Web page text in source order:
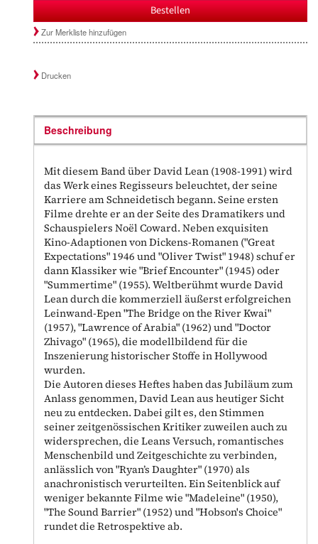
Bestellen
Zur Merkliste hinzufügen
Drucken
Beschreibung
Mit diesem Band über David Lean (1908-1991) wird
das Werk eines Regisseurs beleuchtet, der seine
Karriere am Schneidetisch begann. Seine ersten
Filme drehte er an der Seite des Dramatikers und
Schauspielers Noël Coward. Neben exquisiten
Kino-Adaptionen von Dickens-Romanen ("Great
Expectations" 1946 und "Oliver Twist" 1948) schuf er
dann Klassiker wie "Brief Encounter" (1945) oder
"Summertime" (1955). Weltberühmt wurde David
Lean durch die kommerziell äußerst erfolgreichen
Leinwand-Epen "The Bridge on the River Kwai"
(1957), "Lawrence of Arabia" (1962) und "Doctor
Zhivago" (1965), die modellbildend für die
Inszenierung historischer Stoffe in Hollywood
wurden.
Die Autoren dieses Heftes haben das Jubiläum zum
Anlass genommen, David Lean aus heutiger Sicht
neu zu entdecken. Dabei gilt es, den Stimmen
seiner zeitgenössischen Kritiker zuweilen auch zu
widersprechen, die Leans Versuch, romantisches
Menschenbild und Zeitgeschichte zu verbinden,
anlässlich von "Ryan’s Daughter" (1970) als
anachronistisch verurteilten. Ein Seitenblick auf
weniger bekannte Filme wie "Madeleine" (1950),
"The Sound Barrier" (1952) und "Hobson's Choice"
rundet die Retrospektive ab.